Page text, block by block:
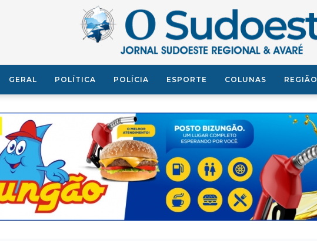
GERAL POLÍTICA POLÍCIA ESPORTE COLUNAS REGIÃO